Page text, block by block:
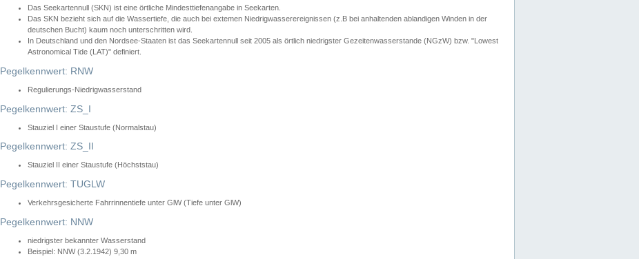
Das Seekartennull (SKN) ist eine örtliche Mindesttiefenangabe in Seekarten.
Das SKN bezieht sich auf die Wassertiefe, die auch bei extemen Niedrigwasserereignissen (z.B bei anhaltenden ablandigen Winden in der
deutschen Bucht) kaum noch unterschritten wird.
In Deutschland und den Nordsee-Staaten ist das Seekartennull seit 2005 als örtlich niedrigster Gezeitenwasserstande (NGzW) bzw. "Lowest
Astronomical Tide (LAT)" definiert.
Pegelkennwert: RNW
Regulierungs-Niedrigwasserstand
Pegelkennwert: ZS_I
Stauziel I einer Staustufe (Normalstau)
Pegelkennwert: ZS_II
Stauziel II einer Staustufe (Höchststau)
Pegelkennwert: TUGLW
Verkehrsgesicherte Fahrrinnentiefe unter GlW (Tiefe unter GlW)
Pegelkennwert: NNW
niedrigster bekannter Wasserstand
Beispiel: NNW (3.2.1942) 9,30 m